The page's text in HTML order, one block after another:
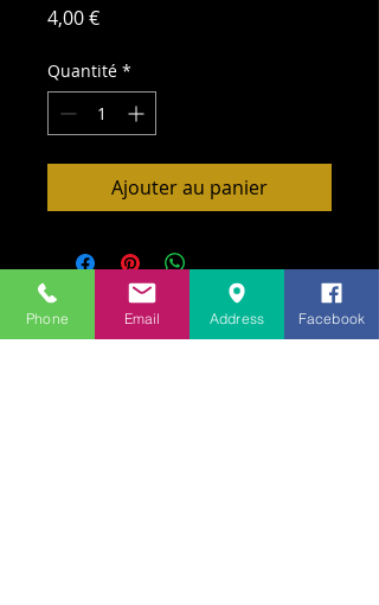
4,00 €Prix
Quantité *
Ajouter au panier
Phone Email Address Facebook